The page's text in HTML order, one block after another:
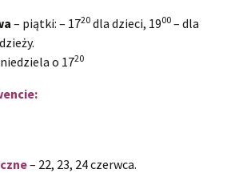
– piątki: – 1720 dla dzieci, 1900 – dla
o 1720
– 22, 23, 24 czerwca.